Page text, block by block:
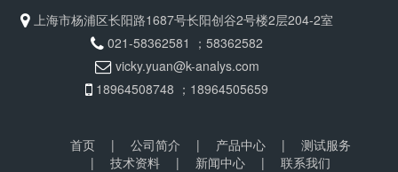
上海市杨浦区长阳路1687号长阳创谷2号楼2层204-2室
021-58362581 ；58362582
vicky.yuan@k-analys.com
18964508748 ；18964505659
首页 | 公司简介 | 产品中心 |
测试服务
|
技术资料 | 新闻中心 |
联系我们